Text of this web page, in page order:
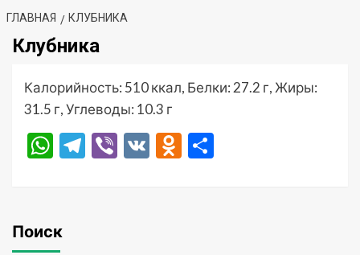
ГЛАВНАЯ КЛУБНИКА
Клубника
Калорийность: 510 ккал, Белки: 27.2 г, Жиры:
31.5 г, Углеводы: 10.3 г
WhatsApp
Telegram
Viber
VK Odnoklassniki
Поиск